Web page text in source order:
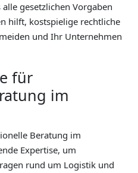
gesetzlichen Vorgaben
hilft, kostspielige rechtliche
und Ihr Unternehmen
für
im
Beratung im
Expertise, um
rund um Logistik und